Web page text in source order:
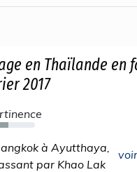
en Thaïlande en
2017
à Ayutthaya,
par Khao Lak